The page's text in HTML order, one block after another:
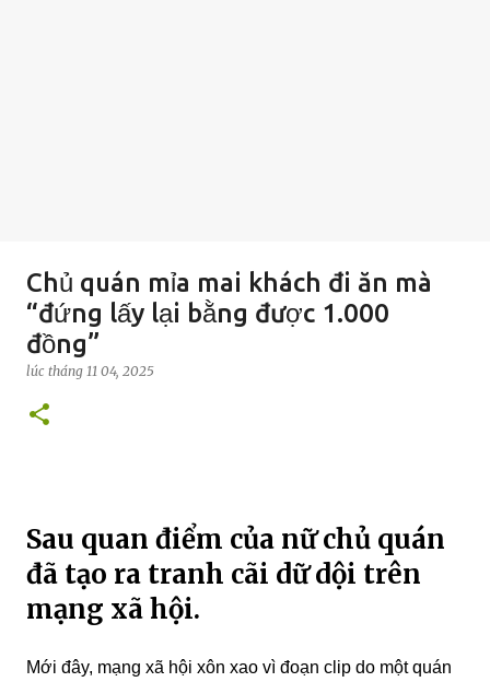
Chủ quán mỉa mai khách đi ăn mà
“đứng lấy lại bằng được 1.000
đồng”
lúc tháng 11 04, 2025
Sau quan điểm của nữ chủ quán
đã tạo ra tranh cãi dữ dội trên
mạng xã hội.
Mới đây, mạng xã hội xôn xao vì đoạn clip do một quán